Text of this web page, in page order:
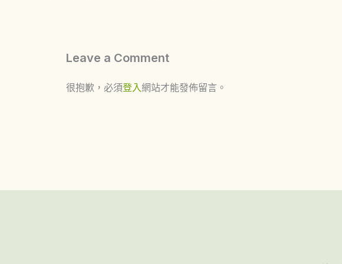
Leave a Comment
很抱歉，必須登入網站才能發佈留言。